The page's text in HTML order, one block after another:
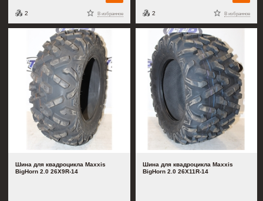
В избранное
2 В избранное
2
Шина для квадроцикла Maxxis
BigHorn 2.0 26X9R-14
Шина для квадроцикла Maxxis
BigHorn 2.0 26X11R-14